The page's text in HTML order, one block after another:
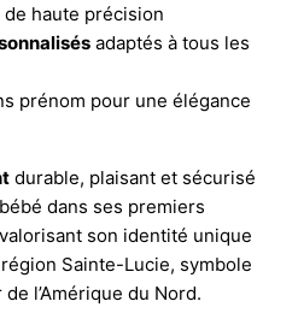
haute précision
adaptés à tous les
prénom pour une élégance
durable, plaisant et sécurisé
dans ses premiers
son identité unique
Sainte-Lucie, symbole
l’Amérique du Nord.